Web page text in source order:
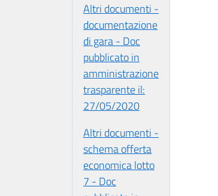
Altri documenti -
documentazione
di gara - Doc
pubblicato in
amministrazione
trasparente il:
27/05/2020
Altri documenti -
schema offerta
economica lotto
7 - Doc